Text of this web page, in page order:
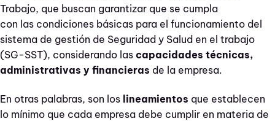
Trabajo, que buscan garantizar que se cumpla
con las condiciones básicas para el funcionamiento del
sistema de gestión de Seguridad y Salud en el trabajo
(SG-SST), considerando las capacidades técnicas,
administrativas y financieras de la empresa.
En otras palabras, son los lineamientos que establecen
lo mínimo que cada empresa debe cumplir en materia de